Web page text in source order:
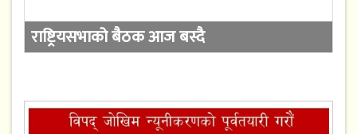
राष्ट्रियसभाको बैठक आज बस्दै